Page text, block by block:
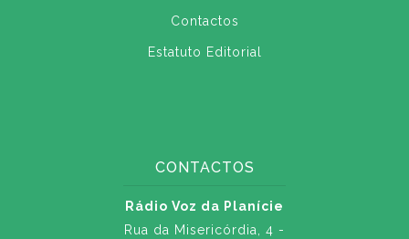
Contactos
Estatuto Editorial
CONTACTOS
Rádio Voz da Planície
Rua da Misericórdia, 4 -